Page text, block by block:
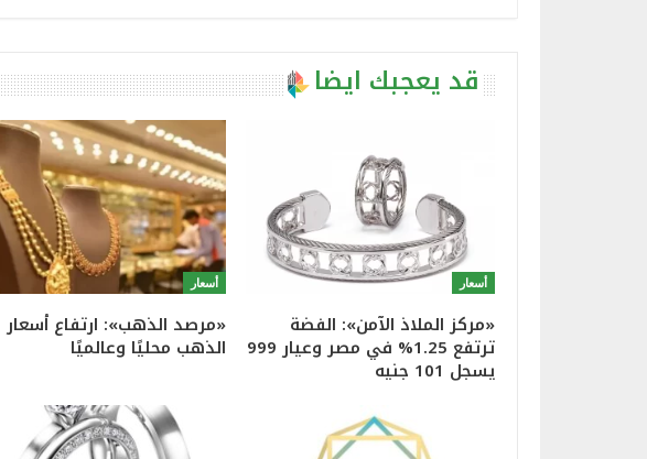
قد يعجبك ايضا
أسعار
«مركز الملاذ الآمن»: الفضة
ترتفع 1.25% في مصر وعيار 999
يسجل 101 جنيه
أسعار
«مرصد الذهب»: ارتفاع أسعار
الذهب محليًا وعالميًا